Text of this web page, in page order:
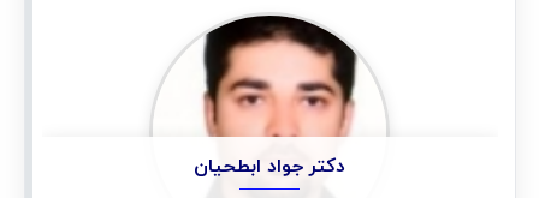
دکتر جواد ابطحیان